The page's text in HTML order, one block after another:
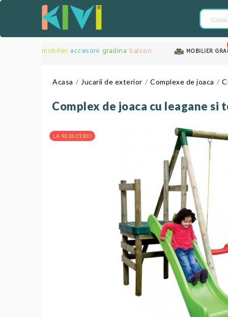
mobilier accesorii gradina balcon MOBILIER
Acasa Jucarii de exterior Complexe de joaca
Complex de joaca cu leagane
LA REDUCERE!